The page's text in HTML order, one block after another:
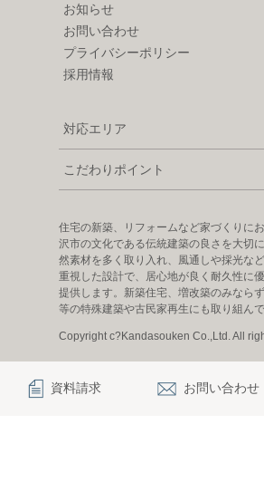
お知らせ
お問い合わせ
プライバシーポリシー
採用情報
対応エリア
こだわりポイント
住宅の新築、リフォームなど家づくりに
沢市の文化である伝統建築の良さを大切
然素材を多く取り入れ、風通しや採光な
重視した設計で、居心地が良く耐久性に
提供します。新築住宅、増改築のみなら
等の特殊建築や古民家再生にも取り組んで
Copyright c?Kandasouken Co.,Ltd. All
資料請求 お問い合わせ